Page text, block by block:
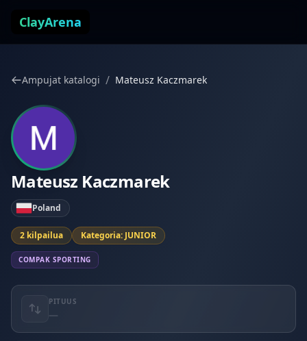
ClayArena
Ampujat katalogi / Mateusz Kaczmarek
Mateusz Kaczmarek
Poland
2 kilpailua Kategoria: JUNIOR
COMPAK SPORTING
PITUUS
—